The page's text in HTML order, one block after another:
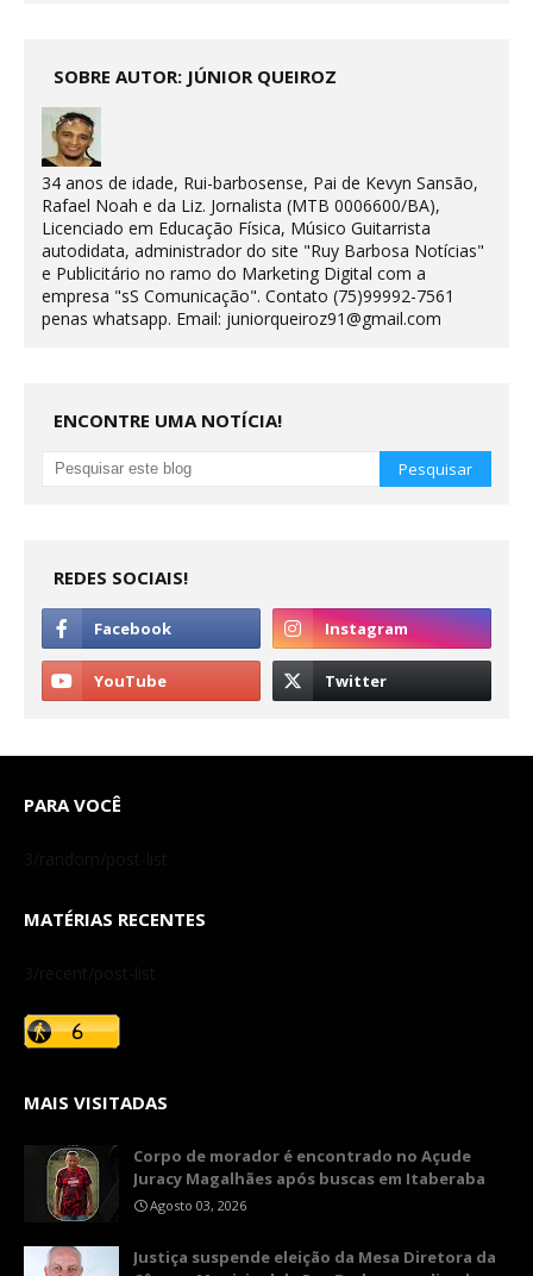
SOBRE AUTOR: JÚNIOR QUEIROZ
34 anos de idade, Rui-barbosense, Pai de Kevyn Sansão,
Rafael Noah e da Liz. Jornalista (MTB 0006600/BA),
Licenciado em Educação Física, Músico Guitarrista
autodidata, administrador do site "Ruy Barbosa Notícias"
e Publicitário no ramo do Marketing Digital com a
empresa "sS Comunicação". Contato (75)99992-7561
penas whatsapp. Email: juniorqueiroz91@gmail.com
ENCONTRE UMA NOTÍCIA!
REDES SOCIAIS!
PARA VOCÊ
3/random/post-list
MATÉRIAS RECENTES
3/recent/post-list
MAIS VISITADAS
Corpo de morador é encontrado no Açude
Juracy Magalhães após buscas em Itaberaba
Agosto 03, 2026
​Justiça suspende eleição da Mesa Diretora da